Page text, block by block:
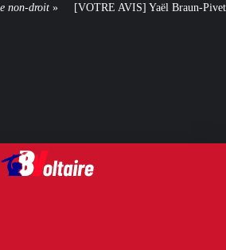
doit-elle renoncer à son projet architectural